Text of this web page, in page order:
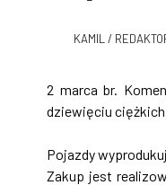
KAMIL /
2 marca br.
dziewięciu
Pojazdy
Zakup jest